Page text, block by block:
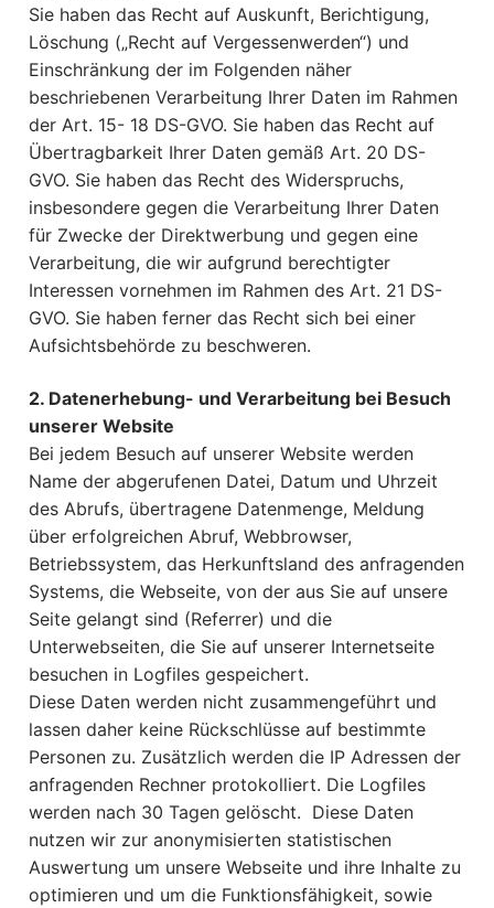
Sie haben das Recht auf Auskunft, Berichtigung,
Löschung („Recht auf Vergessenwerden“) und
Einschränkung der im Folgenden näher
beschriebenen Verarbeitung Ihrer Daten im Rahmen
der Art. 15- 18 DS-GVO. Sie haben das Recht auf
Übertragbarkeit Ihrer Daten gemäß Art. 20 DS-
GVO. Sie haben das Recht des Widerspruchs,
insbesondere gegen die Verarbeitung Ihrer Daten
für Zwecke der Direktwerbung und gegen eine
Verarbeitung, die wir aufgrund berechtigter
Interessen vornehmen im Rahmen des Art. 21 DS-
GVO. Sie haben ferner das Recht sich bei einer
Aufsichtsbehörde zu beschweren.
2. Datenerhebung- und Verarbeitung bei Besuch
unserer Website
Bei jedem Besuch auf unserer Website werden
Name der abgerufenen Datei, Datum und Uhrzeit
des Abrufs, übertragene Datenmenge, Meldung
über erfolgreichen Abruf, Webbrowser,
Betriebssystem, das Herkunftsland des anfragenden
Systems, die Webseite, von der aus Sie auf unsere
Seite gelangt sind (Referrer) und die
Unterwebseiten, die Sie auf unserer Internetseite
besuchen in Logfiles gespeichert.
Diese Daten werden nicht zusammengeführt und
lassen daher keine Rückschlüsse auf bestimmte
Personen zu. Zusätzlich werden die IP Adressen der
anfragenden Rechner protokolliert. Die Logfiles
werden nach 30 Tagen gelöscht. Diese Daten
nutzen wir zur anonymisierten statistischen
Auswertung um unsere Webseite und ihre Inhalte zu
optimieren und um die Funktionsfähigkeit, sowie